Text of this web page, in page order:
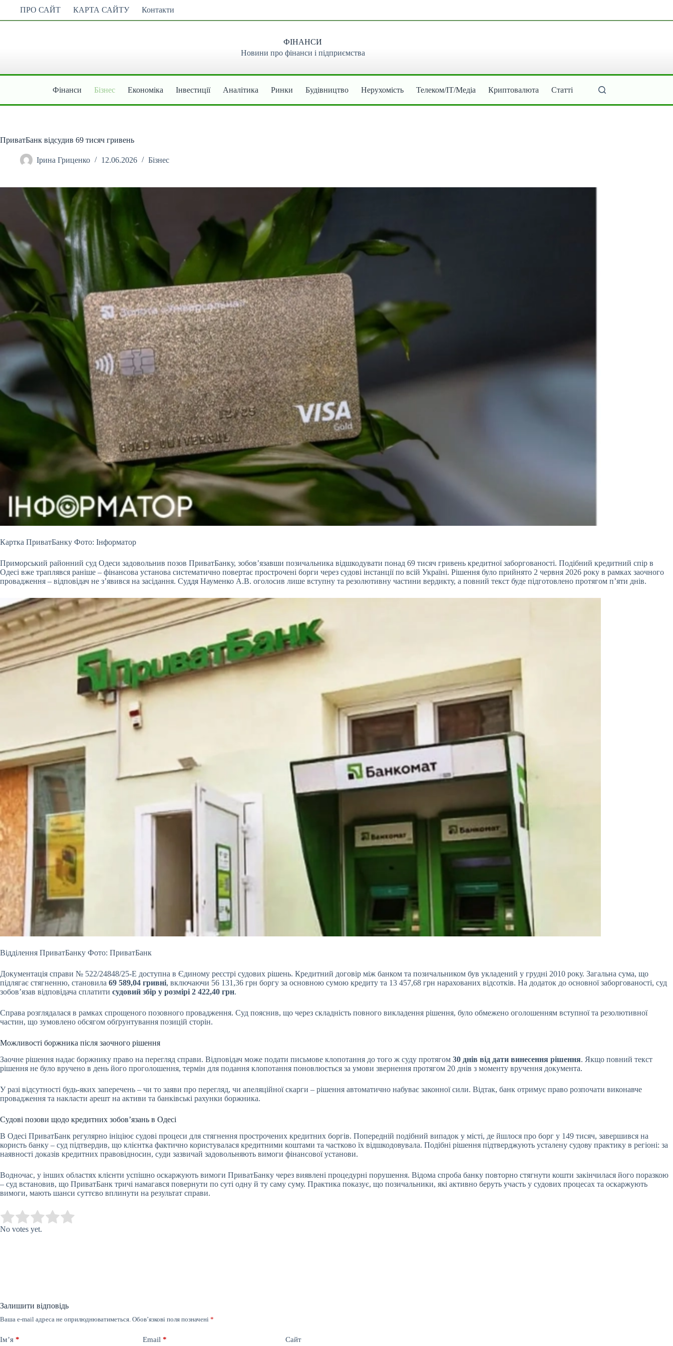
вмісту
ПРО САЙТ КАРТА САЙТУ Контакти
ФІНАНСИ
Новини про фінанси і підприємства
Фінанси Бізнес Економіка Інвестиції Аналітика Ринки Будівництво Нерухомість Телеком/ІТ/Медіа Криптовалюта Статті
ПриватБанк відсудив 69 тисяч гривень
Ірина Гриценко 12.06.2026 Бізнес
Картка ПриватБанку Фото: Інформатор
Приморський районний суд Одеси задовольнив позов ПриватБанку, зобов’язавши позичальника відшкодувати понад 69 тисяч гривень кредитноїзаборгованості. Подібний кредитний спір в
Одесі вже траплявся раніше – фінансова установа систематично повертає прострочені борги через судові інстанції по всій Україні. Рішення було прийнято 2 червня 2026 року в рамках заочного
провадження – відповідач не з’явився на засідання. Суддя Науменко А.В. оголосив лише вступну та резолютивну частини вердикту, а повний текст буде підготовлено протягом п’яти днів.
Відділення ПриватБанку Фото: ПриватБанк
Документація справи № 522/24848/25-Е доступна в Єдиному реєстрі судових рішень. Кредитний договір між банком та позичальником був укладений у грудні 2010 року. Загальна сума, що
підлягає стягненню, становила 69 589,04 гривні, включаючи 56 131,36 грн боргу за основною сумою кредиту та 13 457,68 грн нарахованих відсотків. На додаток до основної заборгованості, суд
зобов’язав відповідача сплатити судовий збір у розмірі 2 422,40 грн.
Справа розглядалася в рамках спрощеного позовного провадження. Суд пояснив, що через складність повного викладення рішення, було обмежено оголошенням вступної та резолютивної
частин, що зумовлено обсягом обґрунтування позицій сторін.
Можливості боржника після заочного рішення
Заочне рішення надає боржнику право на перегляд справи. Відповідач може подати письмове клопотання до того ж суду протягом 30 днів від дати винесення рішення. Якщо повний текст
рішення не було вручено в день його проголошення, термін для подання клопотання поновлюється за умови звернення протягом 20 днів з моменту вручення документа.
У разі відсутності будь-яких заперечень – чи то заяви про перегляд, чи апеляційної скарги – рішення автоматично набуває законної сили. Відтак, банк отримує право розпочати виконавче
провадження та накласти арешт на активи та банківські рахунки боржника.
Судові позови щодо кредитних зобов’язань в Одесі
В Одесі ПриватБанк регулярно ініціює судові процеси для стягнення прострочених кредитних боргів. Попередній подібний випадок у місті, де йшлося про борг у 149 тисяч, завершився на
користь банку – суд підтвердив, що клієнтка фактично користувалася кредитними коштами та частково їх відшкодовувала. Подібні рішення підтверджують усталену судову практику в регіоні: за
наявності доказів кредитних правовідносин, суди зазвичай задовольняють вимоги фінансової установи.
Водночас, у інших областях клієнти успішно оскаржують вимоги ПриватБанку через виявлені процедурні порушення. Відома спроба банку повторно стягнути кошти закінчилася його поразкою
– суд встановив, що ПриватБанк тричі намагався повернути по суті одну й ту саму суму. Практика показує, що позичальники, які активно беруть участь у судових процесах та оскаржують
вимоги, мають шанси суттєво вплинути на результат справи.
Rate this item:
No votes yet.
Залишити відповідь
Ваша e-mail адреса не оприлюднюватиметься. Обов’язкові поля позначені *
Ім’я * Email * Сайт